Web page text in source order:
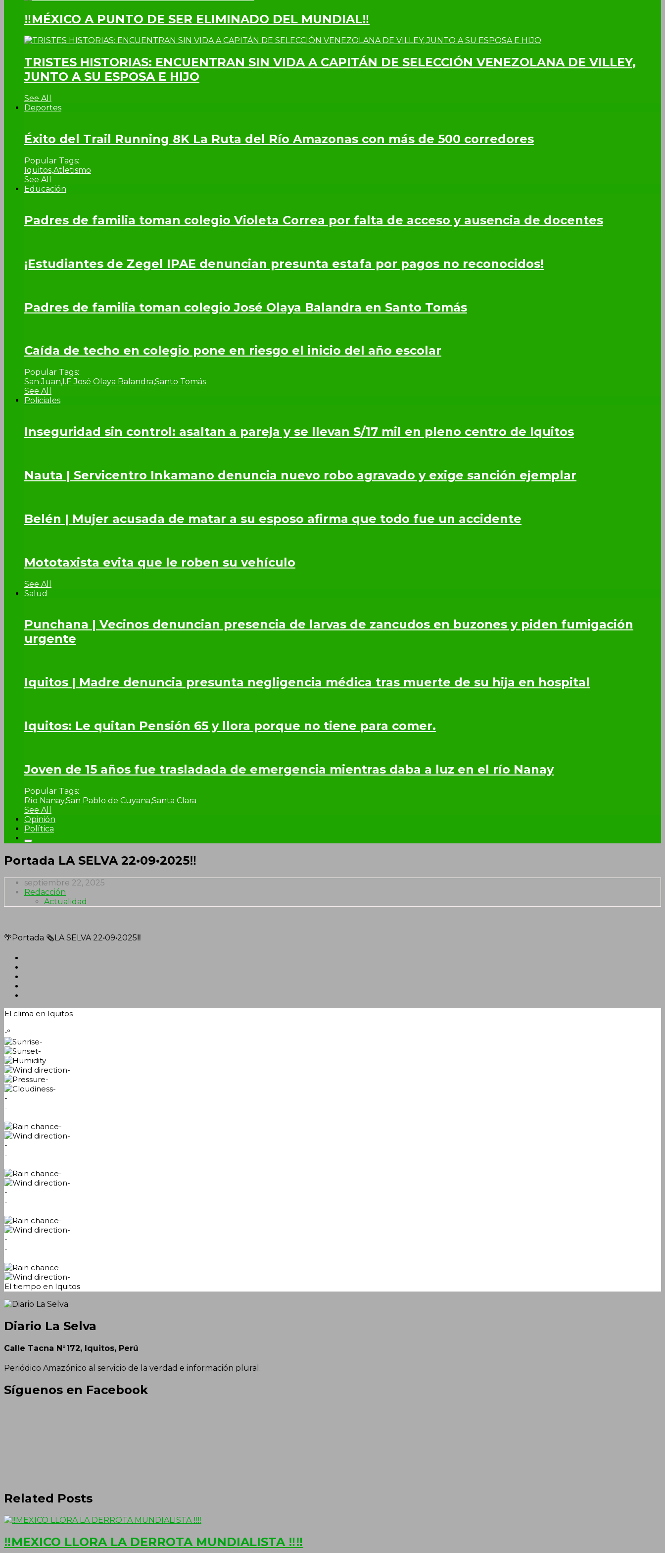
‼MÉXICO A PUNTO DE SER ELIMINADO DEL MUNDIAL‼
TRISTES HISTORIAS: ENCUENTRAN SIN VIDA A CAPITÁN DE SELECCIÓN VENEZOLANA DE VILLEY,
JUNTO A SU ESPOSA E HIJO
See All
Deportes
Éxito del Trail Running 8K La Ruta del Río Amazonas con más de 500 corredores
Popular Tags:
Iquitos,Atletismo
See All
Educación
Padres de familia toman colegio Violeta Correa por falta de acceso y ausencia de docentes
¡Estudiantes de Zegel IPAE denuncian presunta estafa por pagos no reconocidos!
Padres de familia toman colegio José Olaya Balandra en Santo Tomás
Caída de techo en colegio pone en riesgo el inicio del año escolar
Popular Tags:
San Juan, I.E José Olaya Balandra,Santo Tomás
See All
Policiales
Inseguridad sin control: asaltan a pareja y se llevan S/17 mil en pleno centro de Iquitos
Nauta | Servicentro Inkamano denuncia nuevo robo agravado y exige sanción ejemplar
Belén | Mujer acusada de matar a su esposo afirma que todo fue un accidente
Mototaxista evita que le roben su vehículo
See All
Salud
Punchana | Vecinos denuncian presencia de larvas de zancudos en buzones y piden fumigación
urgente
Iquitos | Madre denuncia presunta negligencia médica tras muerte de su hija en hospital
Iquitos: Le quitan Pensión 65 y llora porque no tiene para comer.
Joven de 15 años fue trasladada de emergencia mientras daba a luz en el río Nanay
Popular Tags:
Río Nanay,San Pablo de Cuyana,Santa Clara
See All
Opinión
Política
Portada LA SELVA 22•09•2025‼
septiembre 22, 2025
Redacción
Actualidad
🌴Portada 🗞LA SELVA 22•09•2025‼️
El clima en Iquitos
-º
-
-
-
-
-
-
-
-
-
-
-
-
-
-
-
-
-
-
-
-
-
-
El tiempo en Iquitos
Diario La Selva
Calle Tacna N°172, Iquitos, Perú
Periódico Amazónico al servicio de la verdad e información plural.
Síguenos en Facebook
Related Posts
‼MEXICO LLORA LA DERROTA MUNDIALISTA ‼‼